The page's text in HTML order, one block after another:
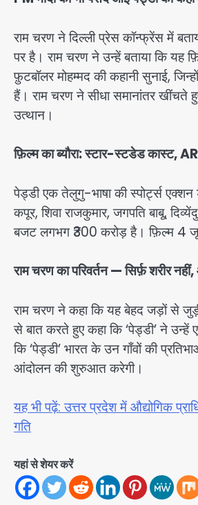
राम चरण ने दिल्ली प्रेस कॉन्फ्रेंस में
पर है। राम चरण ने उन्हें बताया कि यह
फ़ुटबॉलर मोहम्मद की कहानी सुनाई,
हैं। राम चरण ने सीधा समानांतर खींचते
उत्थान।
फ़िल्म का ब्यौरा: स्टार-स्टडेड कास्ट,
पेड्डी एक तेलुगु-भाषा की स्पोर्ट्स एक्शन
कपूर, शिवा राजकुमार, जगपति बाबू,
बजट लगभग ₹300 करोड़ है। फ़िल्म 4
राम चरण का परिवर्तन — सिर्फ़ शरीर
राम चरण ने कहा कि यह बेहद जड़ों से
से बात करते हुए कहा कि ‘पेड्डी’ ने उन्हें
कि ‘पेड्डी’ भारत के उन गाँवों की
आंदोलन की शुरुआत करेगी।
यह भी पढ़ें: उत्तर प्रदेश में औद्योगिक
गति
यहां से शेयर करें